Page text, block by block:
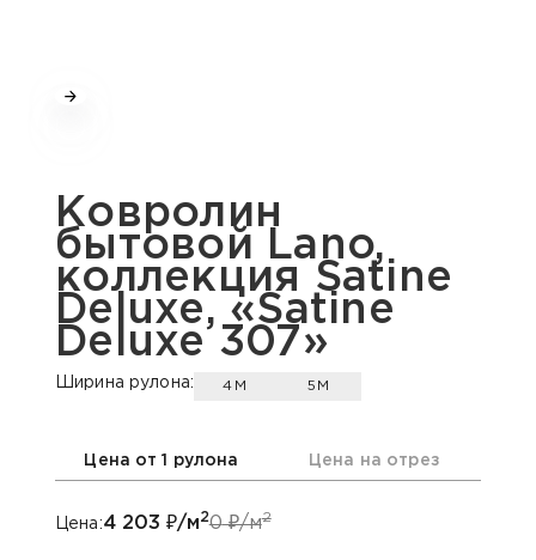
Ковролин
бытовой Lano,
коллекция Satine
Deluxe, «Satine
Deluxe 307»
Ширина рулона: 4М 5М
Цена от 1 рулона Цена на отрез
Цена:4 203 ₽/м20₽/м2